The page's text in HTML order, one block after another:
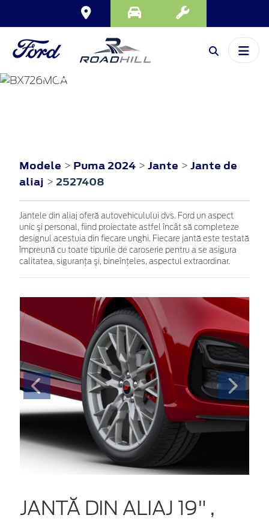
PUMA
Modele > Puma 2024 > Jante > Jante de
aliaj > 2527408
Jantele din aliaj oferă autovehiculului dvs. Ford un aspect
unic şi personal, fiind proiectate astfel încât să completeze
designul acestuia din fiecare unghi. Fiecare jantă este testată
împreună cu toate tipurile de caroserie pentru a se asigura
calitatea, siguranţa şi, bineînţeles, aspectul extraordinar.
JANTĂ DIN ALIAJ 19" ,